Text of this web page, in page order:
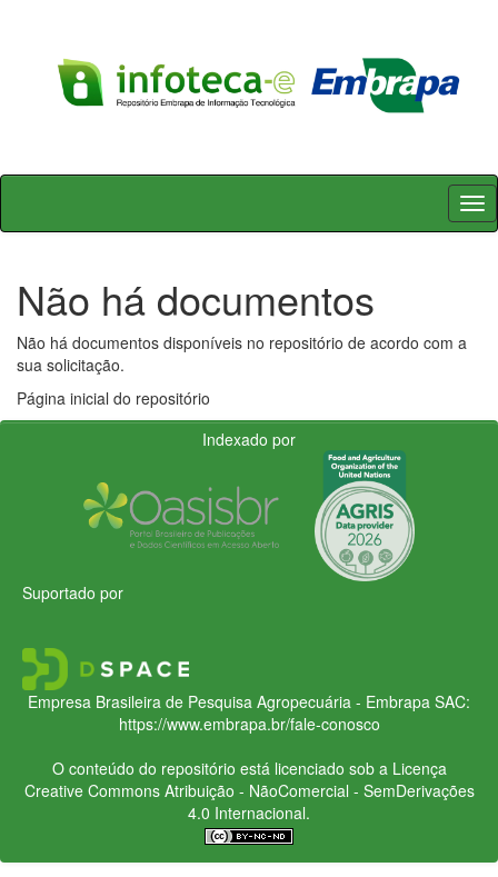
Skip
Não há documentos
Não há documentos disponíveis no repositório de acordo com a
sua solicitação.
Página inicial do repositório
Indexado por
Suportado por
Empresa Brasileira de Pesquisa Agropecuária - Embrapa SAC:
https://www.embrapa.br/fale-conosco
O conteúdo do repositório está licenciado sob a Licença
Creative CommonsAtribuição - NãoComercial - SemDerivações
4.0 Internacional.